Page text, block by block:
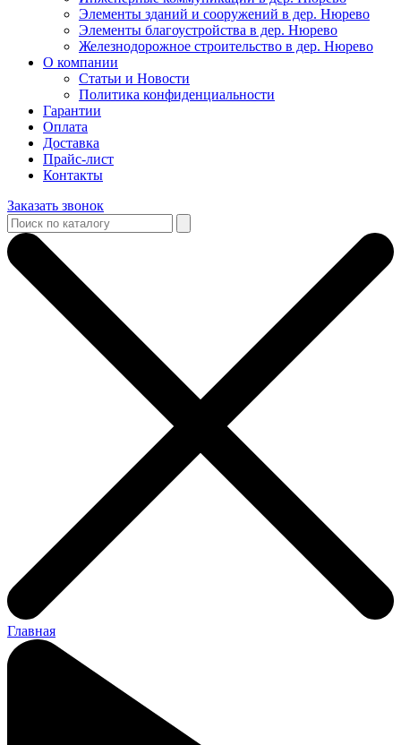
Элементы зданий и сооружений в дер. Нюрево
Элементы благоустройства в дер. Нюрево
Железнодорожное строительство в дер. Нюрево
О компании
Статьи и Новости
Политика конфиденциальности
Гарантии
Оплата
Доставка
Прайс-лист
Контакты
Заказать звонок
Главная